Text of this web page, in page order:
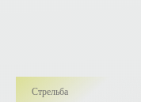
Стрельба